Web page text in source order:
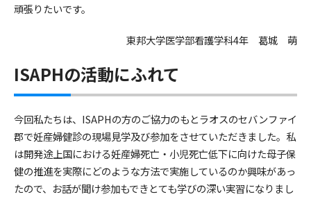
頑張りたいです。
東邦大学医学部看護学科4年 葛城 萌
ISAPHの活動にふれて
今回私たちは、ISAPHの方のご協力のもとラオスのセバンファイ
郡で妊産婦健診の現場見学及び参加をさせていただきました。私
は開発途上国における妊産婦死亡・小児死亡低下に向けた母子保
健の推進を実際にどのような方法で実施しているのか興味があっ
たので、お話が聞け参加もできとても学びの深い実習になりまし